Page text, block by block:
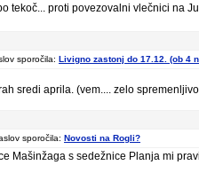
tekoč... proti povezovalni vlečnici na
sporočila: Livigno zastonj do 17.12. (ob 4
sredi aprila. (vem.... zelo
sporočila: Novosti na Rogli?
Mašinžaga s sedežnice Planja mi